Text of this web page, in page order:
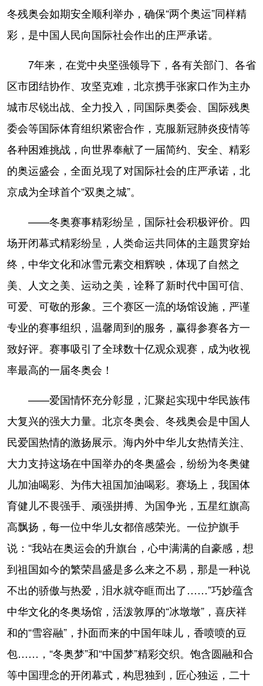
冬残奥会如期安全顺利举办，确保“两个奥运”同样精
彩，是中国人民向国际社会作出的庄严承诺。
7年来，在党中央坚强领导下，各有关部门、各省
区市团结协作、攻坚克难，北京携手张家口作为主办
城市尽锐出战、全力投入，同国际奥委会、国际残奥
委会等国际体育组织紧密合作，克服新冠肺炎疫情等
各种困难挑战，向世界奉献了一届简约、安全、精彩
的奥运盛会，全面兑现了对国际社会的庄严承诺，北
京成为全球首个“双奥之城”。
——冬奥赛事精彩纷呈，国际社会积极评价。四
场开闭幕式精彩纷呈，人类命运共同体的主题贯穿始
终，中华文化和冰雪元素交相辉映，体现了自然之
美、人文之美、运动之美，诠释了新时代中国可信、
可爱、可敬的形象。三个赛区一流的场馆设施，严谨
专业的赛事组织，温馨周到的服务，赢得参赛各方一
致好评。赛事吸引了全球数十亿观众观赛，成为收视
率最高的一届冬奥会！
——爱国情怀充分彰显，汇聚起实现中华民族伟
大复兴的强大力量。北京冬奥会、冬残奥会是中国人
民爱国热情的激扬展示。海内外中华儿女热情关注、
大力支持这场在中国举办的冬奥盛会，纷纷为冬奥健
儿加油喝彩、为伟大祖国加油喝彩。赛场上，我国体
育健儿不畏强手、顽强拼搏、为国争光，五星红旗高
高飘扬，每一位中华儿女都倍感荣光。一位护旗手
说：“我站在奥运会的升旗台，心中满满的自豪感，想
到祖国如今的繁荣昌盛是多么来之不易，那是一种说
不出的骄傲与热爱，泪水就夺眶而出了……”巧妙蕴含
中华文化的冬奥场馆，活泼敦厚的“冰墩墩”，喜庆祥
和的“雪容融”，扑面而来的中国年味儿，香喷喷的豆
包……，“冬奥梦”和“中国梦”精彩交织。饱含圆融和合
等中国理念的开闭幕式，构思独到，匠心独运，二十